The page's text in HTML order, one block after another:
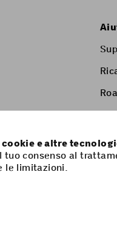
cookie e altre
tuo consenso al
le limitazioni.